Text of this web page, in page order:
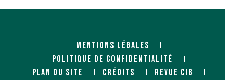
MENTIONS LÉGALES
POLITIQUE DE CONFIDENTIALITÉ
PLAN DU SITE
CRÉDITS
REVUE CIB